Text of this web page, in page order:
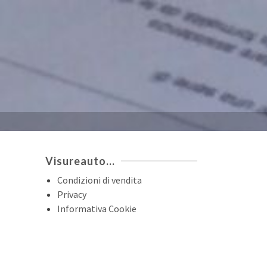
Visureauto…
Condizioni di vendita
Privacy
Informativa Cookie